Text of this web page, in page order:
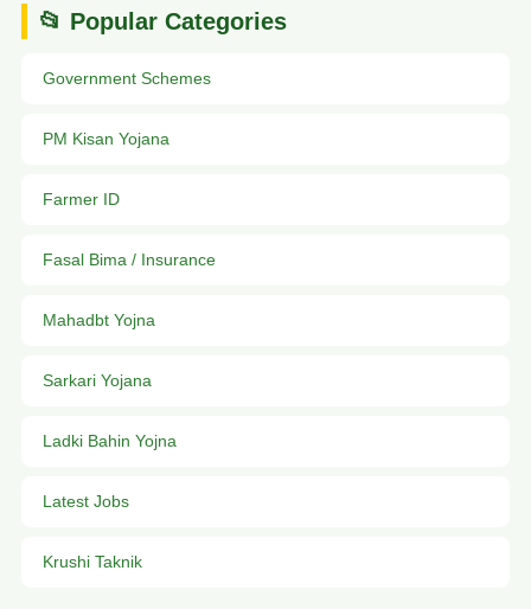
📂 Popular Categories
Government Schemes
PM Kisan Yojana
Farmer ID
Fasal Bima / Insurance
Mahadbt Yojna
Sarkari Yojana
Ladki Bahin Yojna
Latest Jobs
Krushi Taknik